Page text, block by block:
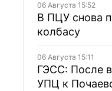
06 Августа 15:52
В ПЦУ снова
колбасу
06 Августа 15:11
ГЭСС: После
УПЦ к